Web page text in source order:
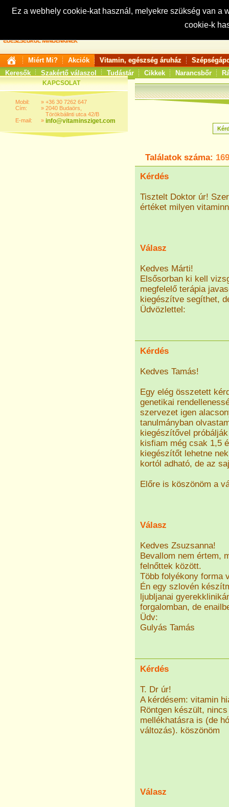
Ez a webhely cookie-kat használ, melyekre szükség van
cookie-k
Keresés:
Miért Mi? Akciók Vitamin, egészség áruház
Keresők
Szakértő válaszol Tudástár Cikkek Narancsbőr
KAPCSOLAT
Mobil:
Cím:
E-mail:
»
»
»
+36 30 7262 647
2040 Budaörs,
Törökbálinti utca 42/B
info@vitaminsziget.com
Találatok száma:
Kérdés
Tisztelt Doktor úr!
értéket milyen
Válasz
Kedves Márti!
Elsősorban ki kell
megfelelő terápia
kiegészítve segíthet,
Üdvözlettel:
Kérdés
Kedves Tamás!
Egy elég összetett
genetikai
szervezet igen
tanulmányban
kiegészítővel
kisfiam még csak 1,5
kiegészítőt lehetne
kortól adható, de az
Előre is köszönöm a
Válasz
Kedves Zsuzsanna!
Bevallom nem értem,
felnőttek között.
Több folyékony forma
Én egy szlovén
ljubljanai
forgalomban, de
Üdv:
Gulyás Tamás
Kérdés
T. Dr úr!
A kérdésem: vitamin
Röntgen készült,
mellékhatásra is (de
változás). köszönöm
Válasz